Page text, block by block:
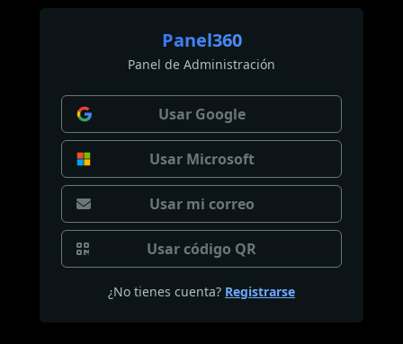
Panel360
Panel de Administración
Usar Google
Usar Microsoft
Usar mi correo
Usar código QR
¿No tienes cuenta? Registrarse